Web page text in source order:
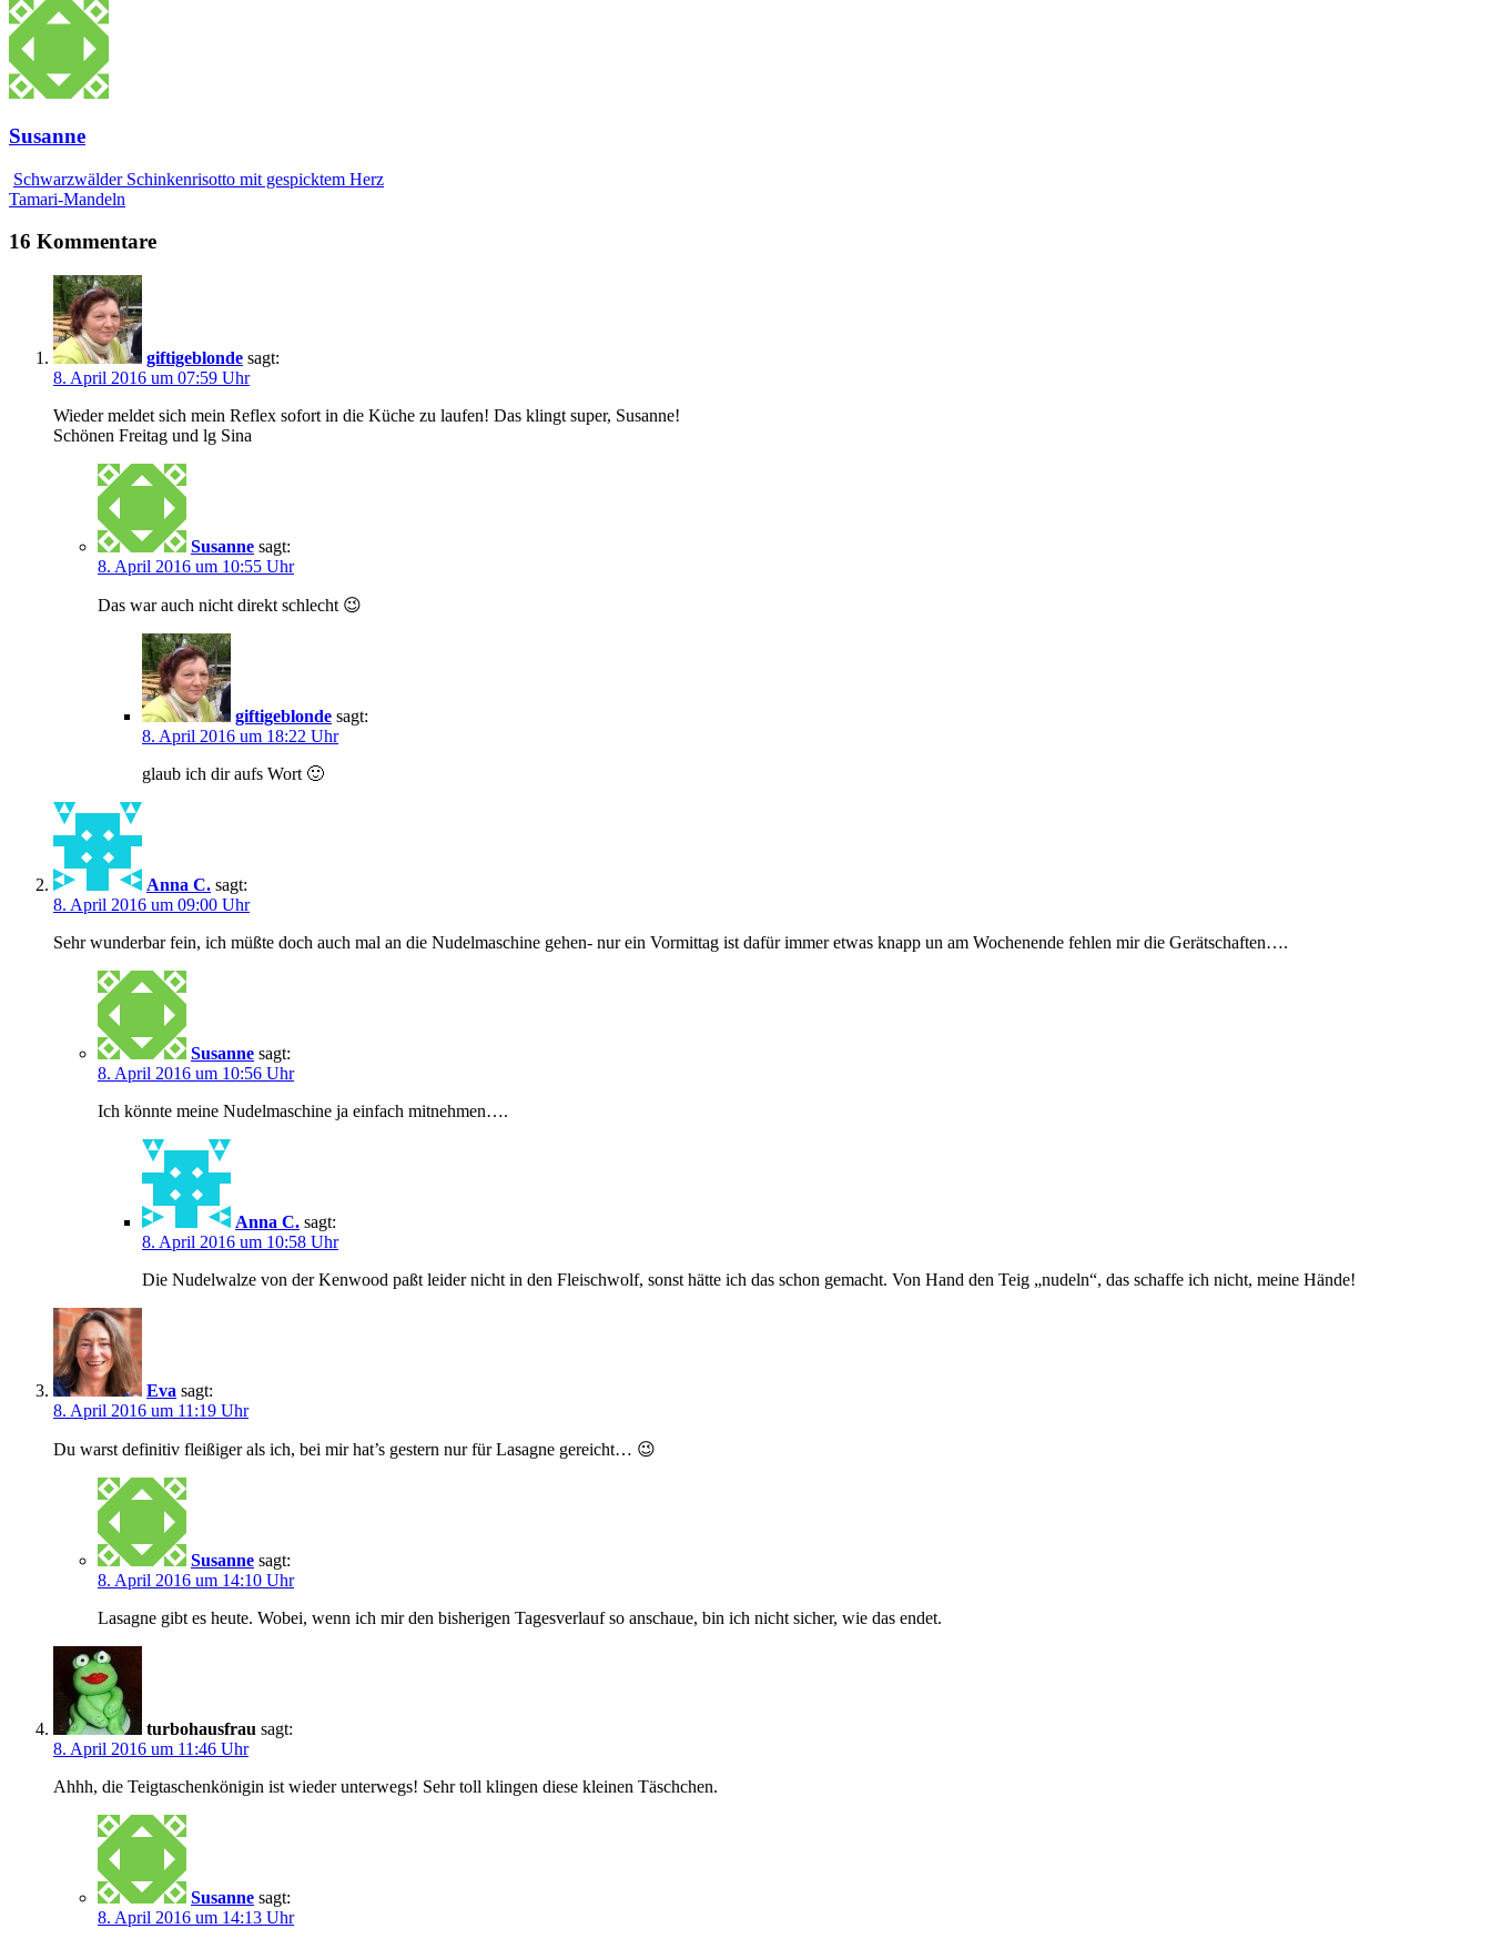
Susanne
Schwarzwälder Schinkenrisotto mit gespicktem Herz
Tamari-Mandeln
16 Kommentare
giftigeblonde sagt:
8. April 2016 um 07:59 Uhr
Wieder meldet sich mein Reflex sofort in die Küche zu laufen! Das klingt super, Susanne!
Schönen Freitag und lg Sina
Susanne sagt:
8. April 2016 um 10:55 Uhr
Das war auch nicht direkt schlecht 😉
giftigeblonde sagt:
8. April 2016 um 18:22 Uhr
glaub ich dir aufs Wort 🙂
Anna C. sagt:
8. April 2016 um 09:00 Uhr
Sehr wunderbar fein, ich müßte doch auch mal an die Nudelmaschine gehen- nur ein Vormittag ist dafür immer etwas knapp un am Wochenende fehlen mir die Gerätschaften….
Susanne sagt:
8. April 2016 um 10:56 Uhr
Ich könnte meine Nudelmaschine ja einfach mitnehmen….
Anna C. sagt:
8. April 2016 um 10:58 Uhr
Die Nudelwalze von der Kenwood paßt leider nicht in den Fleischwolf, sonst hätte ich das schon gemacht. Von Hand den Teig „nudeln“, das schaffe ich nicht, meine Hände!
Eva sagt:
8. April 2016 um 11:19 Uhr
Du warst definitiv fleißiger als ich, bei mir hat’s gestern nur für Lasagne gereicht… 😉
Susanne sagt:
8. April 2016 um 14:10 Uhr
Lasagne gibt es heute. Wobei, wenn ich mir den bisherigen Tagesverlauf so anschaue, bin ich nicht sicher, wie das endet.
turbohausfrau sagt:
8. April 2016 um 11:46 Uhr
Ahhh, die Teigtaschenkönigin ist wieder unterwegs! Sehr toll klingen diese kleinen Täschchen.
Susanne sagt:
8. April 2016 um 14:13 Uhr